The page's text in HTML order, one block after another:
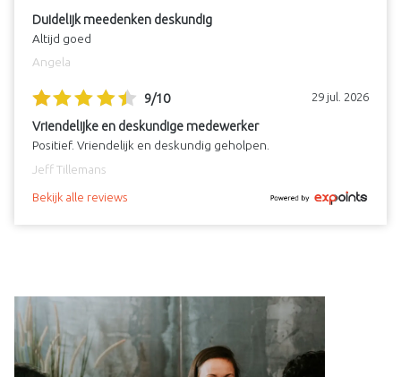
Duidelijk meedenken deskundig
Altijd goed
Angela
9/10 29 jul. 2026
Vriendelijke en deskundige medewerker
Positief. Vriendelijk en deskundig geholpen.
Jeff Tillemans
Bekijk alle reviews